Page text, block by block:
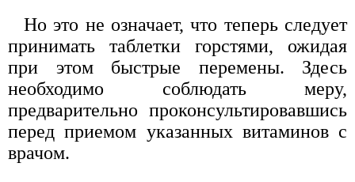
Но это не означает, что теперь следует
принимать таблетки горстями, ожидая
при этом быстрые перемены. Здесь
необходимо соблюдать меру,
предварительно проконсультировавшись
перед приемом указанных витаминов с
врачом.